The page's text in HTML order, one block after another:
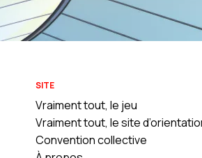
SITE
Vraiment tout, le jeu
Vraiment tout, le site
Convention collective